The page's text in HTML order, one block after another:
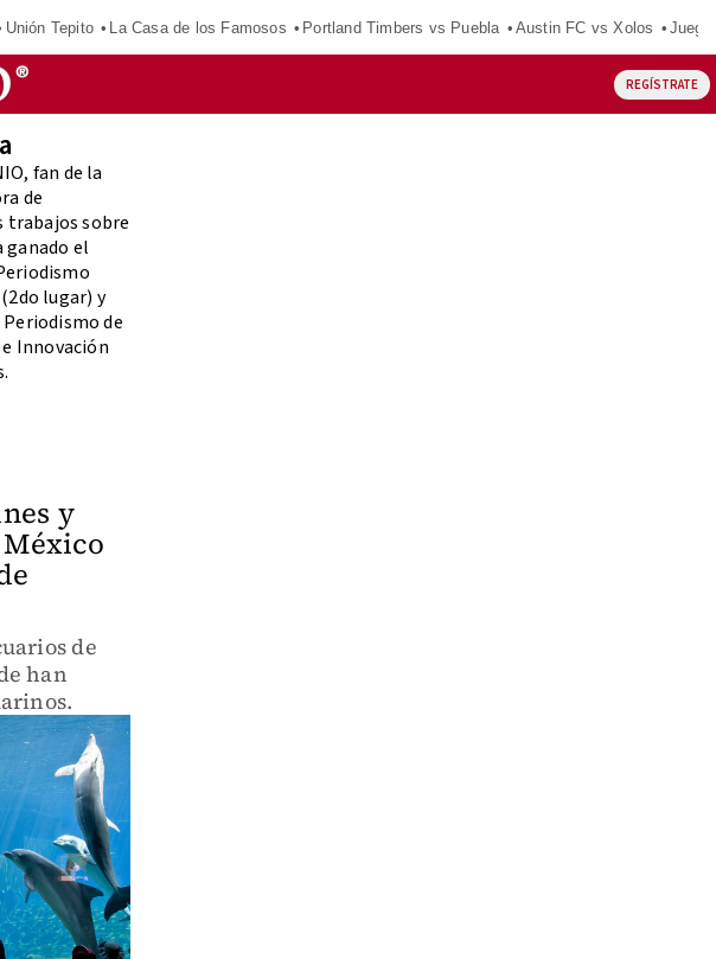
Unión Tepito La Casa de los Famosos Portland Timbers vs Puebla Austin FC vs Xolos
REGÍSTRATE
fan de la
de
trabajos sobre
ganado el
lugar) y
de
Innovación
y
de
han